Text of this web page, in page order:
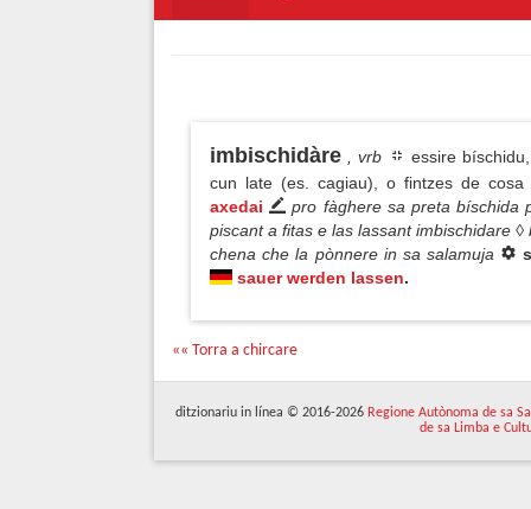
imbischidàre , vrb
essire
cun late (es. cagiau), o fintzes de
axedai
pro fàghere sa preta bíschida
piscant a fitas e las lassant imbischidare
chena che la pònnere in sa salamuja
sauer werden lassen.
«« Torra a chircare
ditzionariu in línea © 2016-2026 Regione Autònoma de sa
de sa Limba e